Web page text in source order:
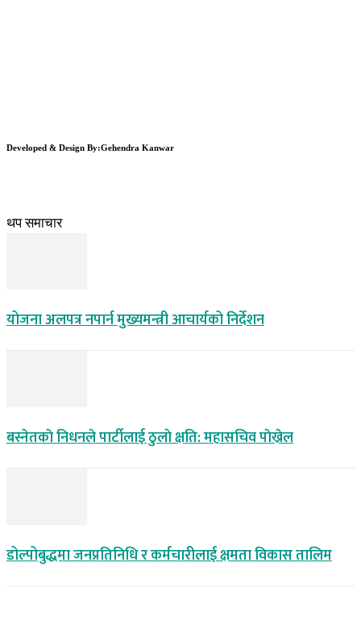
Developed & Design By:Gehendra Kanwar
थप समाचार
योजना अलपत्र नपार्न मुख्यमन्त्री आचार्यको निर्देशन
बस्नेतकाे निधनले पार्टीलाई ठुलाे क्षति: महासचिव पाेख्रेल
डोल्पोबुद्धमा जनप्रतिनिधि र कर्मचारीलाई क्षमता विकास तालिम